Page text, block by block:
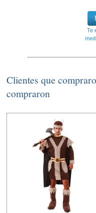
Te
Clientes que
compraron